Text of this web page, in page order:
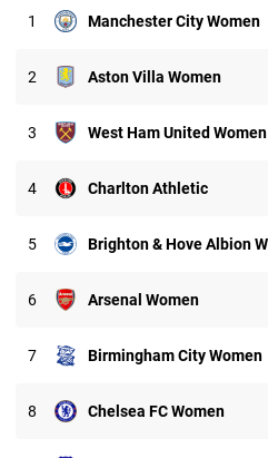
1 Manchester City Women
2 Aston Villa Women
3 West Ham United Women
4 Charlton Athletic
5
6 Arsenal Women
7 Birmingham City Women
8 Chelsea FC Women